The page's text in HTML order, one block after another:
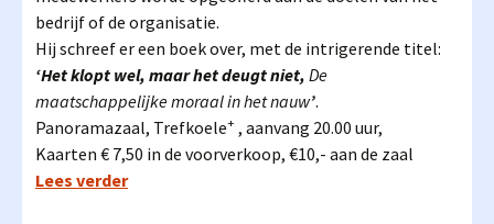
bedrijf of de organisatie.
Hij schreef er een boek over, met de intrigerende titel:
‘Het klopt wel, maar het deugt niet, De
maatschappelijke moraal in het nauw’.
Panoramazaal, Trefkoele+ , aanvang 20.00 uur,
Kaarten € 7,50 in de voorverkoop, €10,- aan de zaal
Lees verder